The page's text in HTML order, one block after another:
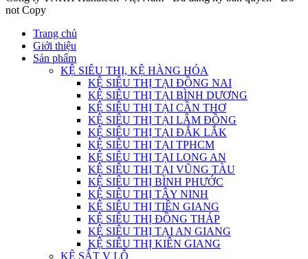
not Copy
Trang chủ
Giới thiệu
Sản phẩm
KỆ SIÊU THỊ, KỆ HÀNG HÓA
KỆ SIÊU THỊ TẠI ĐỒNG NAI
KỆ SIÊU THỊ TẠI BÌNH DƯƠNG
KỆ SIÊU THỊ TẠI CẦN THƠ
KỆ SIÊU THỊ TẠI LÂM ĐỒNG
KỆ SIÊU THỊ TẠI ĐẮK LẮK
KỆ SIÊU THỊ TẠI TPHCM
KỆ SIÊU THỊ TẠI LONG AN
KỆ SIÊU THỊ TẠI VŨNG TÀU
KỆ SIÊU THỊ BÌNH PHƯỚC
KỆ SIÊU THỊ TÂY NINH
KỆ SIÊU THỊ TIỀN GIANG
KỆ SIÊU THỊ ĐỒNG THÁP
KỆ SIÊU THỊ TẠI AN GIANG
KỆ SIÊU THỊ KIÊN GIANG
KỆ SẮT V LỖ